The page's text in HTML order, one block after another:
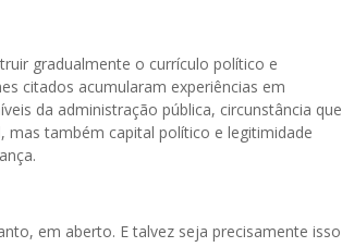
gradualmente o currículo político e
citados acumularam experiências em
da administração pública, circunstância que
mas também capital político e legitimidade
em aberto. E talvez seja precisamente isso